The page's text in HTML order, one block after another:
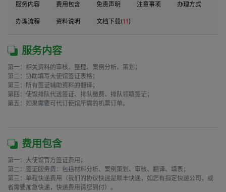
服务内容 费用包含 免责声明 注意事项 办理方式
办理流程 资料说明 文档下载(11 )
服务内容
第一：相关资料的审核、整理、案例分析、策划；
第二：协助填写大使馆签证表格；
第三：所有签证辅助资料的翻译；
第四：使馆排队代送签证、排队缴费、排队领取签证；
第五：如果需要可代订使馆所需的机票订单。
费用包含
第一：大使馆官方签证费用；
第二：签证服务费：包括材料分析、案例策划、审核、翻译、填表；
第三：单程快递费用（我们的协议快递是顺丰快递，如您有指定快递公司，或
者需要加急快递，快递费用请您到付）。